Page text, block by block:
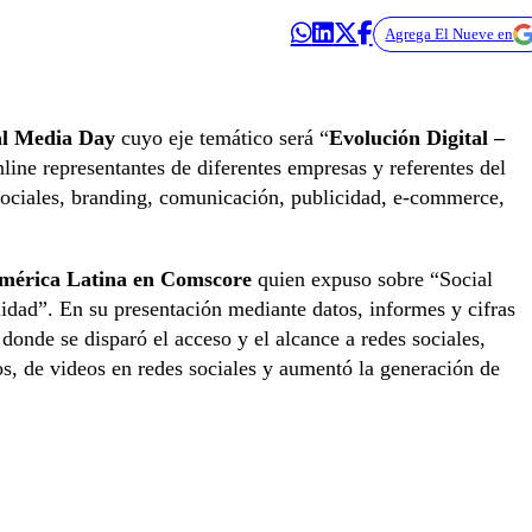
Agrega El Nueve en
Media Day cuyo eje temático será “Evolución Digital –
representantes de diferentes empresas y referentes del
branding, comunicación, publicidad, e-commerce,
Latina en Comscore quien expuso sobre “Social
En su presentación mediante datos, informes y cifras
se disparó el acceso y el alcance a redes sociales,
de videos en redes sociales y aumentó la generación de